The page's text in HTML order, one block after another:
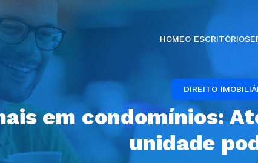
HOMEO ESCRITÓRIO
DIREITO
em condomínios:
unidade